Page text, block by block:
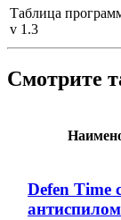
Таблица
v 1.3
Смотрите
Defen Time
антиспилом